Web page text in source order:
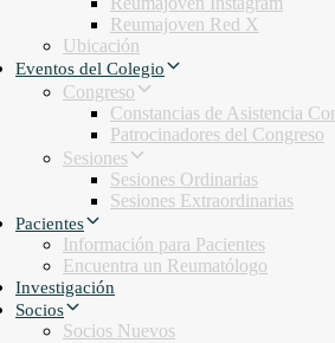
Reumajoven Red X
Ubicación
Eventos del Colegio
Congreso
Constancias de Asistencia
Patrocinadores del Congreso
Sesiones
Sesiones Ordinarias
Sesiones Extraordinarias
Pacientes
Información para Pacientes
Encuentra un Reumatólogo
Investigación
Socios
Socios Nuevos